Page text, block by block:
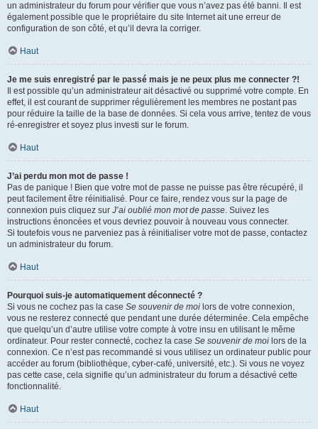
un administrateur du forum pour vérifier que vous n’avez pas été banni. Il est
également possible que le propriétaire du site Internet ait une erreur de
configuration de son côté, et qu’il devra la corriger.
Haut
Je me suis enregistré par le passé mais je ne peux plus me connecter ?!
Il est possible qu’un administrateur ait désactivé ou supprimé votre compte. En
effet, il est courant de supprimer régulièrement les membres ne postant pas
pour réduire la taille de la base de données. Si cela vous arrive, tentez de vous
ré-enregistrer et soyez plus investi sur le forum.
Haut
J’ai perdu mon mot de passe !
Pas de panique ! Bien que votre mot de passe ne puisse pas être récupéré, il
peut facilement être réinitialisé. Pour ce faire, rendez vous sur la page de
connexion puis cliquez sur J’ai oublié mon mot de passe. Suivez les
instructions énoncées et vous devriez pouvoir à nouveau vous connecter.
Si toutefois vous ne parveniez pas à réinitialiser votre mot de passe, contactez
un administrateur du forum.
Haut
Pourquoi suis-je automatiquement déconnecté ?
Si vous ne cochez pas la case Se souvenir de moi lors de votre connexion,
vous ne resterez connecté que pendant une durée déterminée. Cela empêche
que quelqu’un d’autre utilise votre compte à votre insu en utilisant le même
ordinateur. Pour rester connecté, cochez la case Se souvenir de moi lors de la
connexion. Ce n’est pas recommandé si vous utilisez un ordinateur public pour
accéder au forum (bibliothèque, cyber-café, université, etc.). Si vous ne voyez
pas cette case, cela signifie qu’un administrateur du forum a désactivé cette
fonctionnalité.
Haut